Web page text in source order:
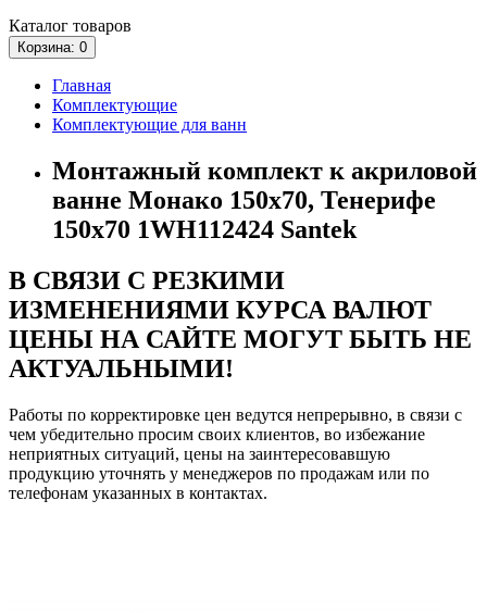
Каталог товаров
Корзина: 0
Главная
Комплектующие
Комплектующие для ванн
Монтажный комплект к акриловой
ванне Монако 150х70, Тенерифе
150x70 1WH112424 Santek
В СВЯЗИ С РЕЗКИМИ
ИЗМЕНЕНИЯМИ КУРСА ВАЛЮТ
ЦЕНЫ НА САЙТЕ МОГУТ БЫТЬ НЕ
АКТУАЛЬНЫМИ!
Работы по корректировке цен ведутся непрерывно, в связи с
чем убедительно просим своих клиентов, во избежание
неприятных ситуаций, цены на заинтересовавшую
продукцию уточнять у менеджеров по продажам или по
телефонам указанных в контактах.